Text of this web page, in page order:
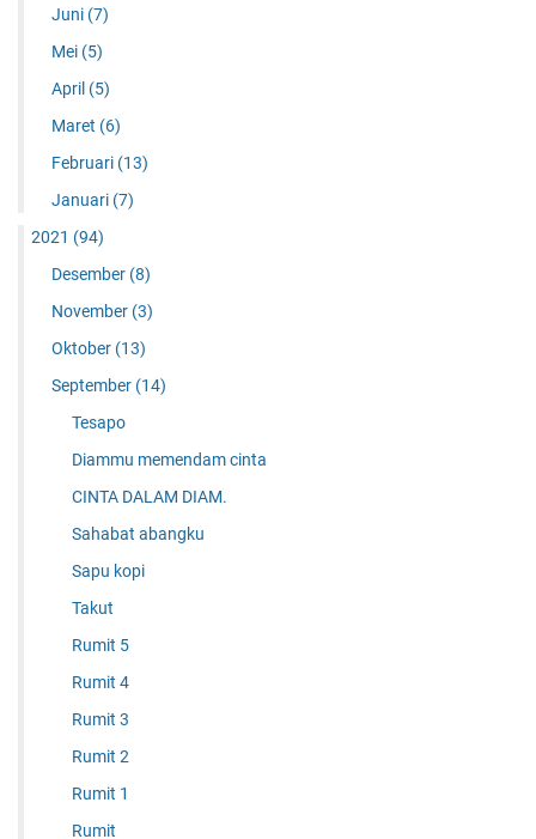
Juni (7)
Mei (5)
April (5)
Maret (6)
Februari (13)
Januari (7)
2021 (94)
Desember (8)
November (3)
Oktober (13)
September (14)
Tesapo
Diammu memendam cinta
CINTA DALAM DIAM.
Sahabat abangku
Sapu kopi
Takut
Rumit 5
Rumit 4
Rumit 3
Rumit 2
Rumit 1
Rumit